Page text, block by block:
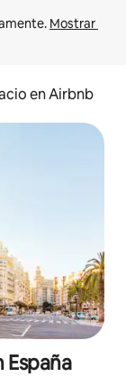
Mostrar
en Airbnb